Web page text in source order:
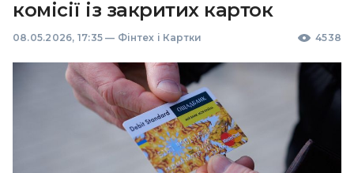
комісії із закритих карток
08.05.2026, 17:35 — Фінтех і Картки 4538